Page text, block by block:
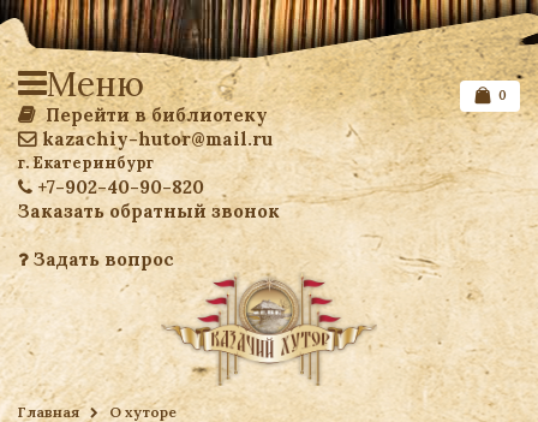
Перейти в библиотеку
kazachiy-hutor@mail.ru
г. Екатеринбург
+7-902-40-90-820
Заказать обратный звонок
Задать вопрос
Список желаемого
0
Меню
Главная О хуторе